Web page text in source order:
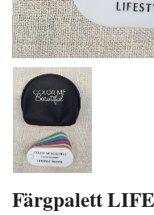
Färgpalett